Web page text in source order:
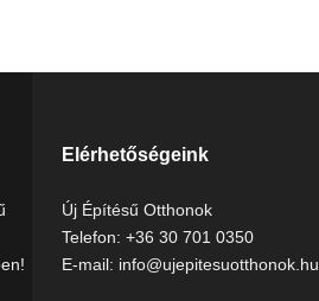
Elérhetőségeink
Új Építésű Otthonok
Telefon: +36 30 701 0350
E-mail: info@ujepitesuotthonok.hu